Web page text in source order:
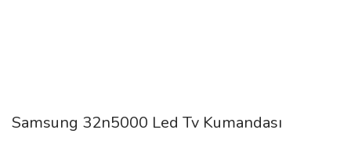
Samsung 32n5000 Led Tv Kumandası